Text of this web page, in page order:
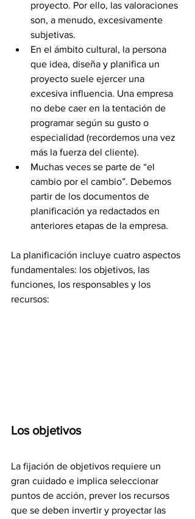
proyecto. Por ello, las valoraciones
son, a menudo, excesivamente
subjetivas.
En el ámbito cultural, la persona
que idea, diseña y planifica un
proyecto suele ejercer una
excesiva influencia. Una empresa
no debe caer en la tentación de
programar según su gusto o
especialidad (recordemos una vez
más la fuerza del cliente).
Muchas veces se parte de “el
cambio por el cambio”. Debemos
partir de los documentos de
planificación ya redactados en
anteriores etapas de la empresa.
La planificación incluye cuatro aspectos
fundamentales: los objetivos, las
funciones, los responsables y los
recursos:
Los objetivos
La fijación de objetivos requiere un
gran cuidado e implica seleccionar
puntos de acción, prever los recursos
que se deben invertir y proyectar las